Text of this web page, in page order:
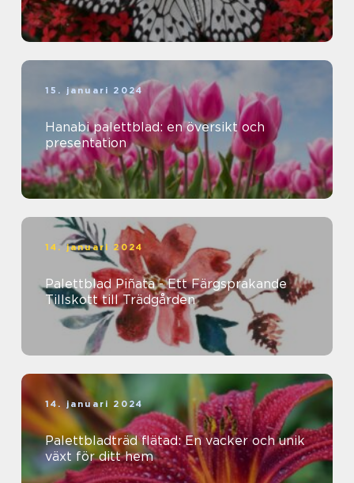
15. januari 2024
Hanabi palettblad: en översikt och
presentation
14. januari 2024
Palettblad Piñata - Ett Färgsprakande
Tillskott till Trädgården
14. januari 2024
Palettbladträd flätad: En vacker och unik
växt för ditt hem